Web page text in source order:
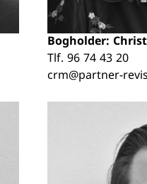
Bogholder:
Tlf. 96 74 43 20
crm@partner-